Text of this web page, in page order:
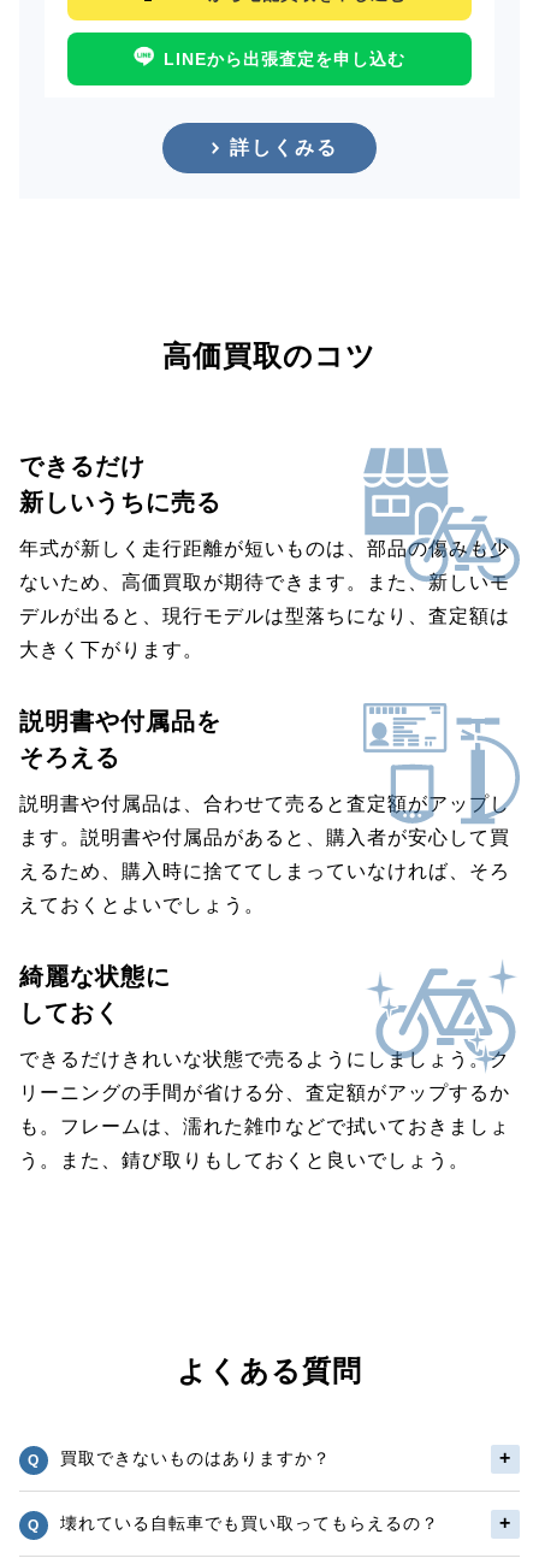
LINEから出張査定を申し込む
詳しくみる
高価買取のコツ
できるだけ
新しいうちに売る
年式が新しく走行距離が短いものは、部品の傷みも少
ないため、高価買取が期待できます。また、新しいモ
デルが出ると、現行モデルは型落ちになり、査定額は
大きく下がります。
説明書や付属品を
そろえる
説明書や付属品は、合わせて売ると査定額がアップし
ます。説明書や付属品があると、購入者が安心して買
えるため、購入時に捨ててしまっていなければ、そろ
えておくとよいでしょう。
綺麗な状態に
しておく
できるだけきれいな状態で売るようにしましょう。ク
リーニングの手間が省ける分、査定額がアップするか
も。フレームは、濡れた雑巾などで拭いておきましょ
う。また、錆び取りもしておくと良いでしょう。
よくある質問
買取できないものはありますか？
壊れている自転車でも買い取ってもらえるの？